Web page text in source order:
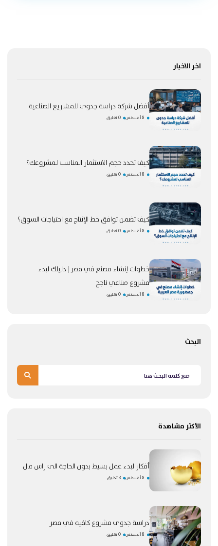
اخر الاخبار
أفضل شركة دراسة جدوى للمشاريع الصناعية
8 أغسطس 0 تعليق
كيف تحدد حجم الاستثمار المناسب لمشروعك؟
8 أغسطس 0 تعليق
كيف تضمن توافق خط الإنتاج مع احتياجات السوق؟
8 أغسطس 0 تعليق
خطوات إنشاء مصنع في مصر| دليلك لبدء
مشروع صناعي ناجح
8 أغسطس 0 تعليق
البحث
الأكثر مشاهدة
أفكار لبدء عمل بسيط بدون الحاجة الى راس مال
8 أغسطس 3 تعليق
دراسة جدوى مشروع كافيه في مصر
8 أغسطس 0 تعليق